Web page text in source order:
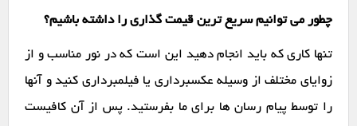
چطور می توانیم سریع ترین قیمت گذاری را داشته باشیم؟
تنها کاری که باید انجام دهید این است که در نور مناسب و از
زوایای مختلف از وسیله عکسبرداری یا فیلمبرداری کنید و آنها
را توسط پیام رسان ها برای ما بفرستید. پس از آن کافیست